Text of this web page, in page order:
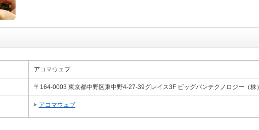
アコマウェブ
〒164-0003 東京都中野区東中野4-27-39グレイス3F ビッグバンテクノロジー（株
アコマウェブ